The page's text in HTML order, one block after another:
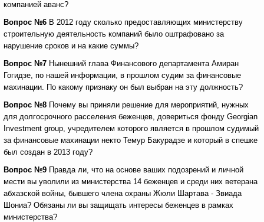
компанией аванс?
Вопрос №6 В 2012 году сколько предоставляющих министерству
строительную деятельность компаний было оштрафовано за
нарушение сроков и на какие суммы?
Вопрос №7 Нынешний глава Финансового департамента Амиран
Гогидзе, по нашей информации, в прошлом судим за финансовые
махинации. По какому признаку он был выбран на эту должность?
Вопрос №8 Почему вы приняли решение для мероприятий, нужных
для долгосрочного расселения беженцев, довериться фонду Georgian
Investment group, учредителем которого является в прошлом судимый
за финансовые махинации некто Темур Бакурадзе и который в спешке
был создан в 2013 году?
Вопрос №9 Правда ли, что на основе ваших подозрений и личной
мести вы уволили из министерства 14 беженцев и среди них ветерана
абхазской войны, бывшего члена охраны Жюли Шартава - Звиада
Шониа? Обязаны ли вы защищать интересы беженцев в рамках
министерства?